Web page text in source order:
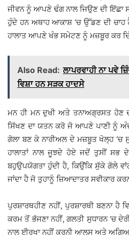
ਜੀਵਨ ਨੂੰ ਆਪਣੇ ਢੰਗ ਨਾਲ ਜਿਉਣ ਦੀ ਇੱਛਾ
ਹੁੰਦੇ ਹਨ ਅਥਾਹ ਆਕਾਸ਼ ‘ਚ ਉੱਡਣ ਦੀ
ਹਾਲਾਤ ਆਪਣੇ ਖੰਭ ਸਮੇਟਣ ਨੂੰ ਮਜ਼ਬੂਰ ਕਰ
Also Read: ਲਾਪਰਵਾਹੀ ਨਾ ਪਵੇ
ਵਿਸ਼ਾ ਹਨ ਸੜਕ ਹਾਦਸੇ
ਮਨ ਹੀ ਮਨ ਦੁਖੀ ਅਤੇ ਤਨਾਅਗ੍ਰਸਤ ਹੋਣ
ਸਿੱਖਣ ਦਾ ਯਤਨ ਕਰੋ ਜੋ ਆਪਣੇ ਪਾਣੀ ਨੂੰ
ਗੋਲਾ ਬਣ ਕੇ ਨਾਰੀਅਲ ਦੇ ਮਜ਼ਬੂਤ ਖੋਲ੍ਹ ‘ਚ
ਹਾਲਾਤਾਂ ਨਾਲ ਜੂਝਦੇ ਹੋਏ ਜਦੋਂ ਤੁਸੀਂ ਸਭ
ਬਹੁਉਪਯੋਗਤਾ ਹੁੰਦੀ ਹੈ, ਕਿਉਂਕਿ ਸੁੱਕੇ ਗੋਲੇ
ਜਾਂਦਾ ਹੈ ਜੋ ਤੁਹਾਨੂੰ ਜ਼ਿਆਦਾਤਰ ਸਵੀਕਾਰ
ਪੁਰਸ਼ਾਰਥਹੀਣ ਨਹੀਂ, ਪੁਰਸ਼ਾਰਥੀ ਬਣਨਾ ਹੈ
ਕਰਮ ਤੋਂ ਭੱਜਣਾ ਨਹੀਂ, ਗਲਤੀ ਸੁਧਾਰਨ ‘ਚ
ਨਾਲ ਈਰਖਾ ਨਹੀਂ ਕਰਨੀ ਆਲਸ ਅਤੇ